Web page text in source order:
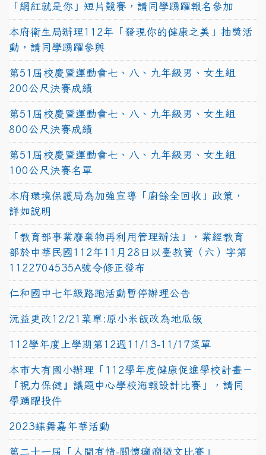
「網紅就是你」短片競賽，請同學踴躍報名參加
本府衛生局辦理112年「發現你的健康之美」抽獎活
動，請同學踴躍參與
第51屆校慶暨運動會七、八、九年級男、女生組
200公尺決賽成績
第51屆校慶暨運動會七、八、九年級男、女生組
800公尺決賽成績
第51屆校慶暨運動會七、八、九年級男、女生組
100公尺決賽名單
本府環境保護局為加強宣導「廚餘全回收」政策，
詳如說明
「教育部事業廢棄物再利用管理辦法」，業經教育
部於中華民國112年11月28日以臺教資（六）字第
1122704535A號令修正發布
仁和國中七年級路跑活動暫停辦理公告
沅益更改12/21菜單:原小米飯改為地瓜飯
112學年度上學期第12週11/13-11/17菜單
本市大有國小辦理「112學年度健康促進學校計畫－
『視力保健』議題中心學校海報設計比賽」，請同
學踴躍投件
2023蝶舞嘉年華活動
第二十一屆「人間有情-關懷癲癇徵文比賽」